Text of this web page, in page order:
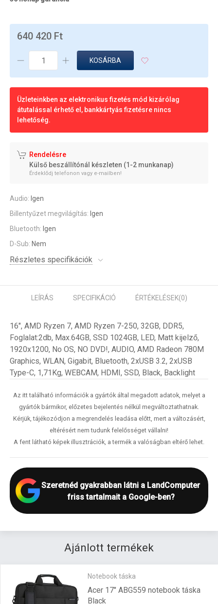
640 420 Ft
KOSÁRBA
Üzleteinkben az elektronikus fizetés mód kizárólag
átutalással érhető el, bankkártyás fizetésre nincs
lehetőség.
Rendelésre
Külső beszállítónál készleten (1-2 munkanap)
Érdeklődj telefonon vagy e-mailben!
Audio: Igen
Billentyűzet megvilágítás: Igen
Bluetooth: Igen
D-Sub: Nem
Részletes specifikációk
LEÍRÁS SPECIFIKÁCIÓ ÉRTÉKELÉSEK(0)
16", AMD Ryzen 7, AMD Ryzen 7-250, 32GB, DDR5,
Foglalat:2db, Max.64GB, SSD 1024GB, LED, Matt kijelző,
1920x1200, No OS, NO DVD!, AUDIO, AMD Radeon 780M
Graphics, WLAN, Gigabit, Bluetooth, 2xUSB 3.2, 2xUSB
Type-C, 1,71Kg, WEBCAM, HDMI, SSD, Black, Backlight
Az itt található információk a gyártók által megadott adatok, melyet a
gyártók bármikor, előzetes bejelentés nélkül megváltoztathatnak.
Kérjük, tájékozódjon a megrendelés leadása előtt, mert a változásért,
eltérésért nem tudunk felelősséget vállalni!
A fent látható képek illusztrációk, a termék a valóságban eltérő lehet.
Szeretnéd gyakrabban látni a LandComputer
friss tartalmait a Google-ben?
Ajánlott termékek
Notebook táska
Acer 17" ABG559 notebook táska
Black